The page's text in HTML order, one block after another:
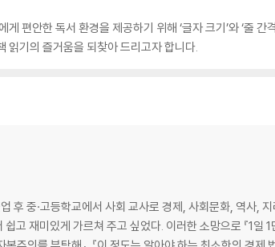
편안한 독서 환경을 제공하기 위해 ‘글자 크기’와 ‘줄 간
읽기의 즐거움을 되찾아 드리고자 합니다.
후 중·고등학교에서 사회 교사로 경제, 사회문화, 역사,
재미있게 가르쳐 주고 싶었다. 이러한 소망으로 『1일 1